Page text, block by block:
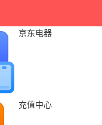
京东电器
充值中心